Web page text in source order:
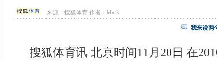
来源：搜狐体育 作者：Mark
我来说两
搜狐体育讯 北京时间11月20日 在